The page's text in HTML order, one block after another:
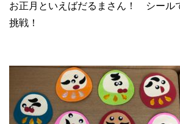
お正月といえばだるまさん！ シール
挑戦！